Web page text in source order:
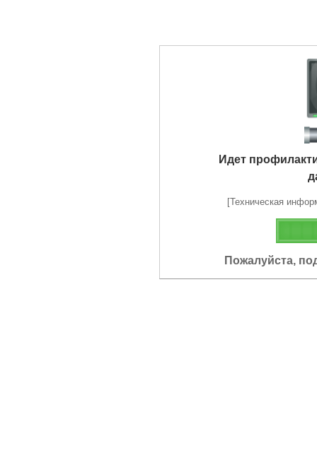
Идет
[Техническая
Пожалуйста,